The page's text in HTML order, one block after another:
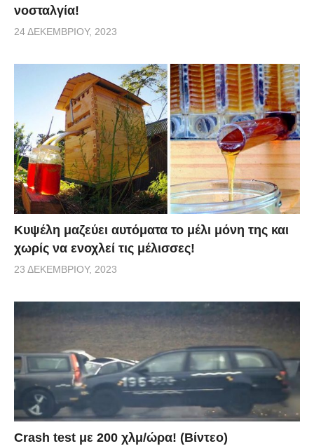
νοσταλγία!
24 ΔΕΚΕΜΒΡΊΟΥ, 2023
Κυψέλη μαζεύει αυτόματα το μέλι μόνη της και
χωρίς να ενοχλεί τις μέλισσες!
23 ΔΕΚΕΜΒΡΊΟΥ, 2023
Crash test με 200 χλμ/ώρα! (Βίντεο)